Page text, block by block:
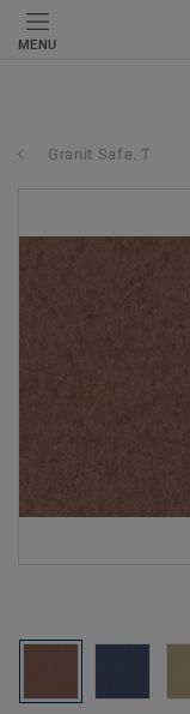
MENU
Granit Safe. T